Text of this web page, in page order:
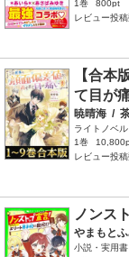
1巻
800pt
レビュー投
【合本
て目が
暁晴海 /
ライトノベ
1巻
レビュー投
ノンス
やまもと
小説・実用